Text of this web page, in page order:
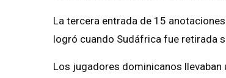
La tercera entrada de 15
logró cuando Sudáfrica fue retirada
Los jugadores dominicanos